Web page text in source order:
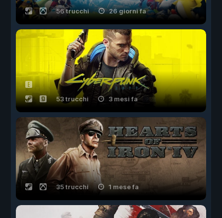
56 trucchi 26 giorni fa
53 trucchi 3 mesi fa
35 trucchi 1 mese fa